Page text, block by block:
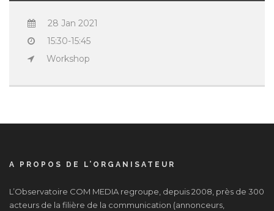
28 Jan 2021
15:30-15:45
Workshop
A PROPOS DE L’ORGANISATEUR
L’Observatoire COM MEDIA regroupe, depuis 2008, près de 300
acteurs de la filière de la communication (annonceurs,